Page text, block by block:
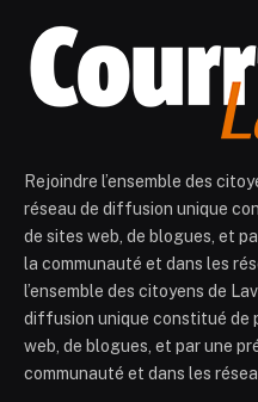
Rejoindre l’ensemble des
réseau de diffusion unique
de sites web, de blogues, et
la communauté et dans les
l’ensemble des citoyens de
diffusion unique constitué de
web, de blogues, et par une
communauté et dans les